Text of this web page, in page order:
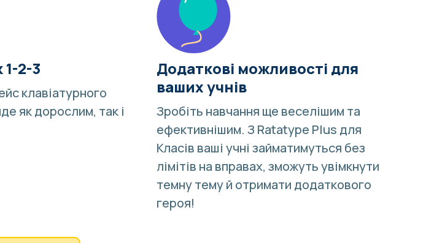
2-3
клавіатурного
як дорослим, так і
Додаткові можливості для
ваших учнів
Зробіть навчання ще веселішим та
ефективнішим. З Ratatype Plus для
Класів ваші учні займатимуться без
лімітів на вправах, зможуть увімкнути
темну тему й отримати додаткового
героя!